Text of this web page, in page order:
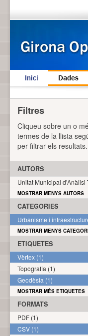
Inici Dades
Filtres
Cliqueu sobre un o
termes de la llista
per filtrar els resultats.
AUTORS
Unitat Municipal d'Anàlisi
MOSTRAR MENYS AUTORS
CATEGORIES
Urbanisme i
MOSTRAR MENYS
ETIQUETES
Vèrtex (1)
Topografia (1)
Geodèsia (1)
MOSTRAR MÉS ETIQUETES
FORMATS
PDF (1)
CSV (1)